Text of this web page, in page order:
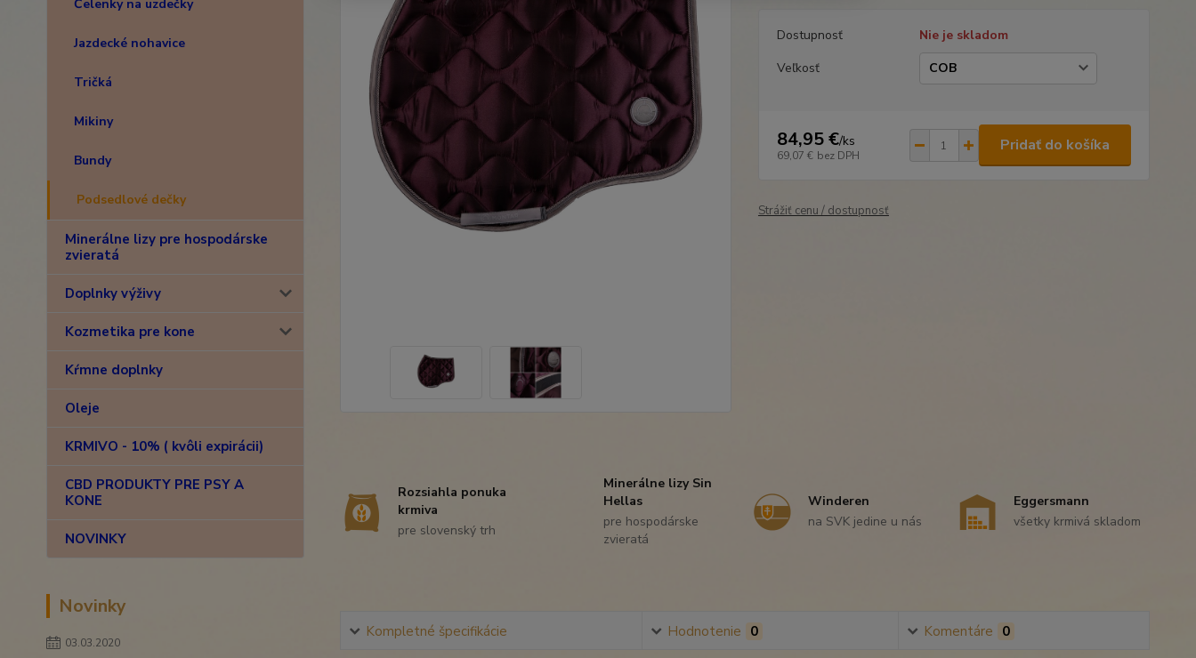
Čelenky na uzdečky
Jazdecké nohavice
Tričká
Mikiny
Bundy
Podsedlové dečky
Minerálne lizy pre hospodárske
zvieratá
Doplnky výživy
Kozmetika pre kone
Kŕmne doplnky
Oleje
KRMIVO - 10% ( kvôli expirácii)
CBD PRODUKTY PRE PSY A
KONE
NOVINKY
Novinky
03.03.2020
Dostupnosť
Nie je skladom
Veľkosť
84,95 €/ks
69,07 € bez DPH
Pridať do košíka
Strážiť cenu / dostupnosť
Rozsiahla ponuka
krmiva
pre slovenský trh
Minerálne lizy Sin
Hellas
pre hospodárske
zvieratá
Winderen
na SVK jedine u nás
Eggersmann
všetky krmivá skladom
Kompletné špecifikácie Hodnotenie 0 Komentáre 0